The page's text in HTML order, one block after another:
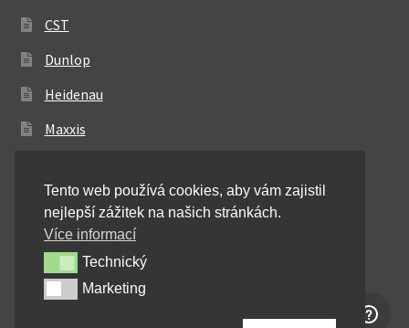
CST
Dunlop
Heidenau
Maxxis
Michelin
Mitas
Pirelli
Shinko
Tento web používá cookies, aby vám zajistil
nejlepší zážitek na našich stránkách.
Více informací
TechnickýTechnický
MarketingMarketing